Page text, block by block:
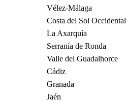
Vélez-Málaga
Costa del Sol Occidental
La Axarquía
Serranía de Ronda
Valle del Guadalhorce
Cádiz
Granada
Jaén